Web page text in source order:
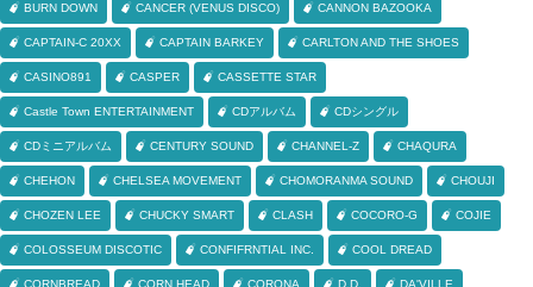
BURN DOWN CANCER (VENUS DISCO) CANNON BAZOOKA
CAPTAIN-C 20XX CAPTAIN BARKEY CARLTON AND THE SHOES
CASINO891 CASPER CASSETTE STAR
Castle Town ENTERTAINMENT CDアルバム CDシングル
CDミニアルバム CENTURY SOUND CHANNEL-Z CHAQURA
CHEHON CHELSEA MOVEMENT CHOMORANMA SOUND CHOUJI
CHOZEN LEE CHUCKY SMART CLASH COCORO-G COJIE
COLOSSEUM DISCOTIC CONFIFRNTIAL INC. COOL DREAD
CORNBREAD CORN HEAD CORONA D.D. DA'VILLE